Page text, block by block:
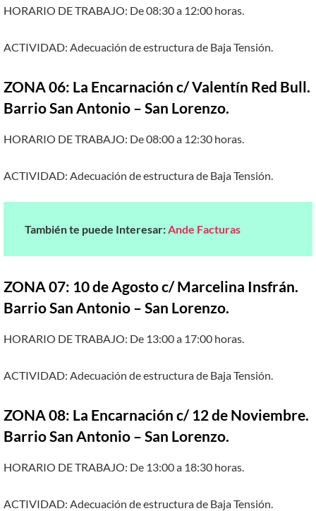
HORARIO DE TRABAJO: De 08:30 a 12:00 horas.
ACTIVIDAD: Adecuación de estructura de Baja Tensión.
ZONA 06: La Encarnación c/ Valentín Red Bull.
Barrio San Antonio – San Lorenzo.
HORARIO DE TRABAJO: De 08:00 a 12:30 horas.
ACTIVIDAD: Adecuación de estructura de Baja Tensión.
También te puede Interesar:Ande Facturas
ZONA 07: 10 de Agosto c/ Marcelina Insfrán.
Barrio San Antonio – San Lorenzo.
HORARIO DE TRABAJO: De 13:00 a 17:00 horas.
ACTIVIDAD: Adecuación de estructura de Baja Tensión.
ZONA 08: La Encarnación c/ 12 de Noviembre.
Barrio San Antonio – San Lorenzo.
HORARIO DE TRABAJO: De 13:00 a 18:30 horas.
ACTIVIDAD: Adecuación de estructura de Baja Tensión.